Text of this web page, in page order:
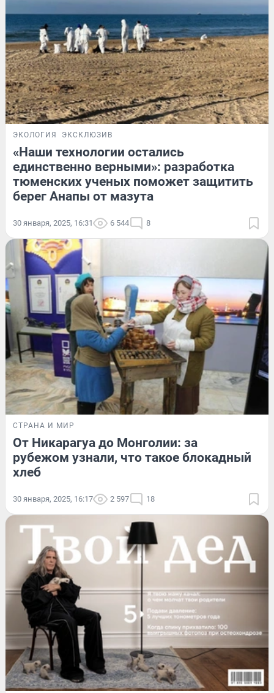
ЭКОЛОГИЯ ЭКСКЛЮЗИВ
«Наши технологии остались
единственно верными»: разработка
тюменских ученых поможет защитить
берег Анапы от мазута
30 января, 2025, 16:31 6 544 8
СТРАНА И МИР
От Никарагуа до Монголии: за
рубежом узнали, что такое блокадный
хлеб
30 января, 2025, 16:17 2 597 18